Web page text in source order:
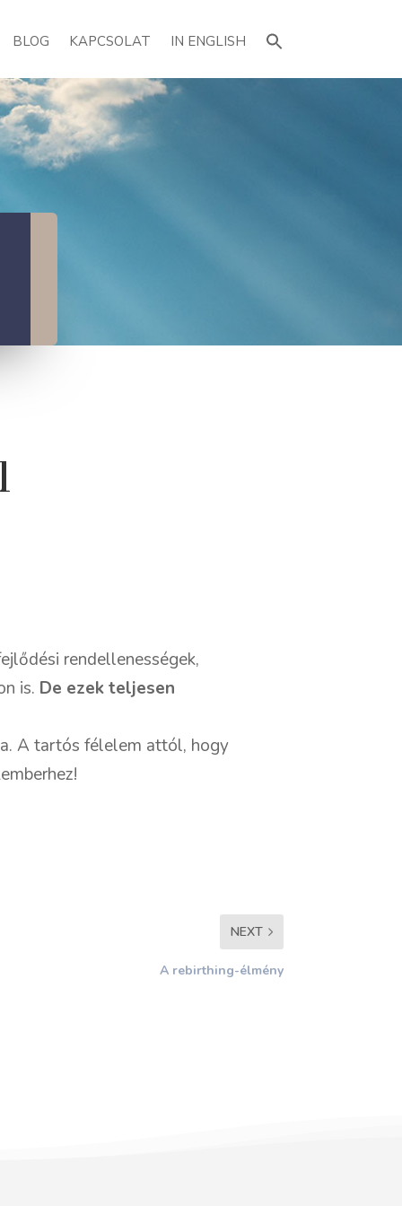
BLOG KAPCSOLAT IN ENGLISH
rendellenességek,
is. De ezek teljesen
A tartós félelem attól, hogy
NEXT
A rebirthing-élmény